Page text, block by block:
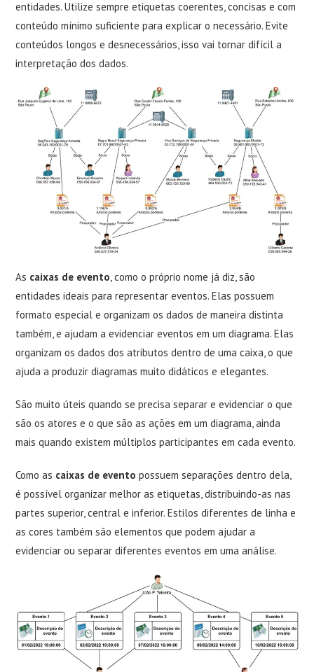
entidades. Utilize sempre etiquetas coerentes, concisas e com
conteúdo mínimo suficiente para explicar o necessário. Evite
conteúdos longos e desnecessários, isso vai tornar difícil a
interpretação dos dados.
As caixas de evento, como o próprio nome já diz, são
entidades ideais para representar eventos. Elas possuem
formato especial e organizam os dados de maneira distinta
também, e ajudam a evidenciar eventos em um diagrama. Elas
organizam os dados dos atributos dentro de uma caixa, o que
ajuda a produzir diagramas muito didáticos e elegantes.
São muito úteis quando se precisa separar e evidenciar o que
são os atores e o que são as ações em um diagrama, ainda
mais quando existem múltiplos participantes em cada evento.
Como as caixas de evento possuem separações dentro dela,
é possível organizar melhor as etiquetas, distribuindo-as nas
partes superior, central e inferior. Estilos diferentes de linha e
as cores também são elementos que podem ajudar a
evidenciar ou separar diferentes eventos em uma análise.